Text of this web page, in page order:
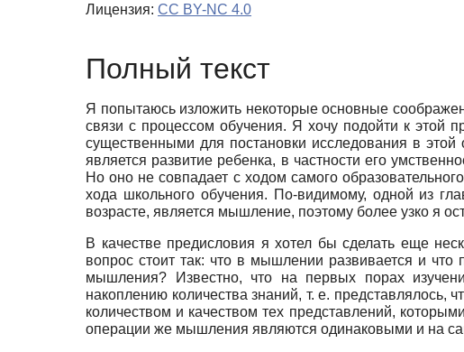
Лицензия: CC BY-NC 4.0
Полный текст
Я попытаюсь изложить некоторые основные
связи с процессом обучения. Я хочу подойти к этой
существенными для постановки исследования в
является развитие ребенка, в частности его
Но оно не совпадает с ходом самого
хода школьного обучения. По-видимому, одной из
возрасте, является мышление, поэтому более узко я
В качестве предисловия я хотел бы сделать еще
вопрос стоит так: что в мышлении развивается и
мышления? Известно, что на первых порах
накоплению количества знаний, т. е. представлялось,
количеством и качеством тех представлений,
операции же мышления являются одинаковыми и на